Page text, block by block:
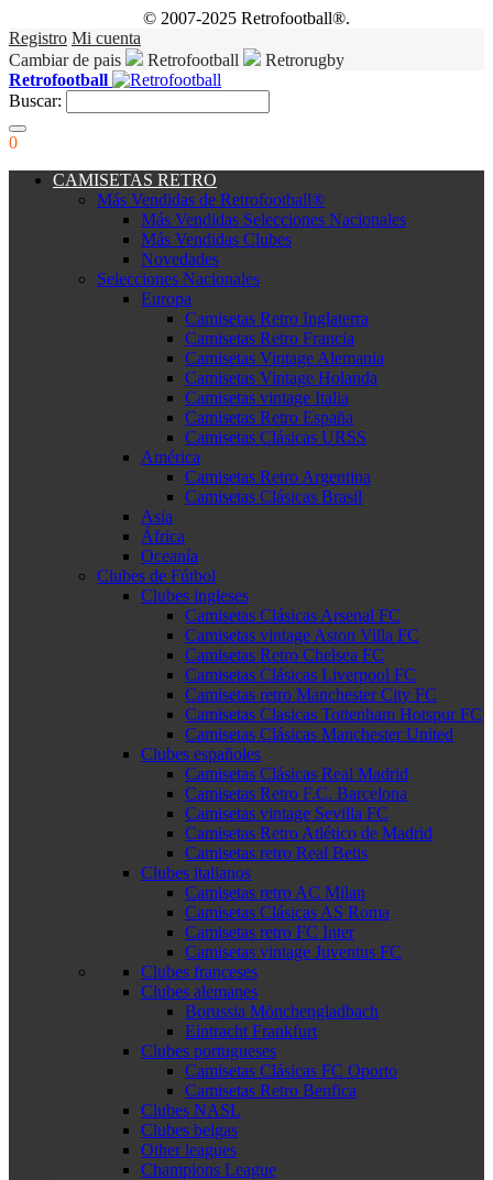
© 2007-2025 Retrofootball®.
Registro Mi cuenta
Cambiar de pais
Retrofootball
Retrorugby
Retrofootball
Buscar:
0
CAMISETAS RETRO
Más Vendidas de Retrofootball®
Más Vendidas Selecciones Nacionales
Más Vendidas Clubes
Novedades
Selecciones Nacionales
Europa
Camisetas Retro Inglaterra
Camisetas Retro Francia
Camisetas Vintage Alemania
Camisetas Vintage Holanda
Camisetas vintage Italia
Camisetas Retro España
Camisetas Clásicas URSS
América
Camisetas Retro Argentina
Camisetas Clásicas Brasil
Asia
África
Oceanía
Clubes de Fútbol
Clubes ingleses
Camisetas Clásicas Arsenal FC
Camisetas vintage Aston Villa FC
Camisetas Retro Chelsea FC
Camisetas Clásicas Liverpool FC
Camisetas retro Manchester City FC
Camisetas Clasicas Tottenham Hotspur FC
Camisetas Clásicas Manchester United
Clubes españoles
Camisetas Clásicas Real Madrid
Camisetas Retro F.C. Barcelona
Camisetas vintage Sevilla FC
Camisetas Retro Atlético de Madrid
Camisetas retro Real Betis
Clubes italianos
Camisetas retro AC Milan
Camisetas Clásicas AS Roma
Camisetas retro FC Inter
Camisetas vintage Juventus FC
Clubes franceses
Clubes alemanes
Borussia Mönchengladbach
Eintracht Frankfurt
Clubes portugueses
Camisetas Clásicas FC Oporto
Camisetas Retro Benfica
Clubes NASL
Clubes belgas
Other leagues
Champions League